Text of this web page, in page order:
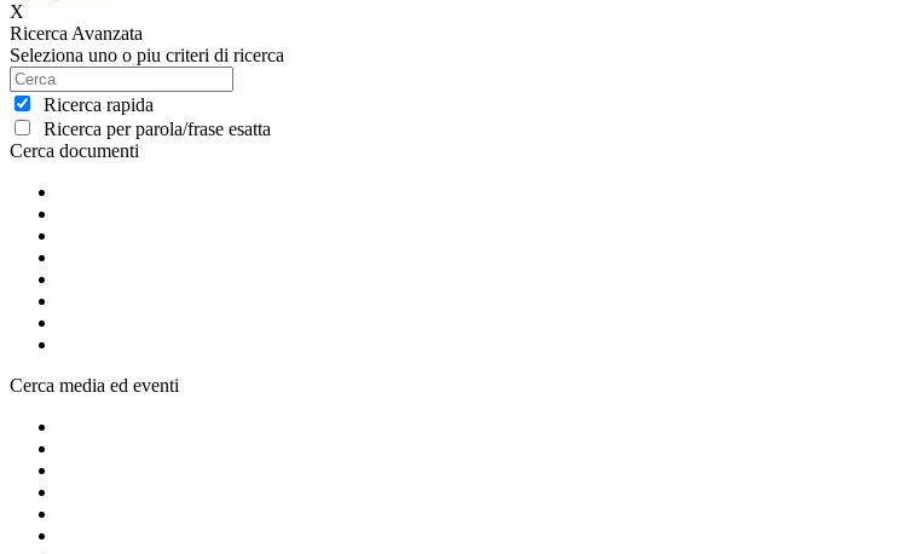
X
Ricerca Avanzata
Seleziona uno o piu criteri di ricerca
Ricerca rapida
Ricerca per parola/frase esatta
Cerca documenti
Cerca media ed eventi